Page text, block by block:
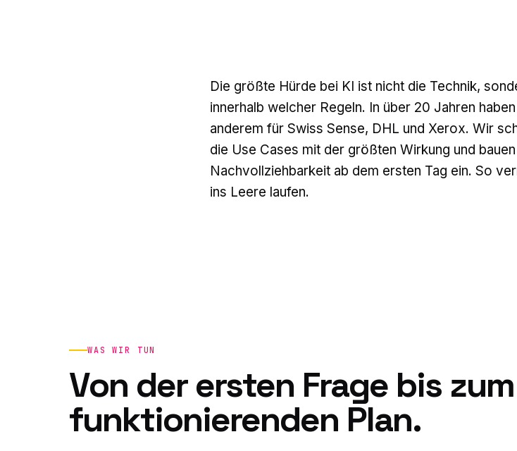
Die größte Hürde bei KI ist nicht die Technik,
innerhalb welcher Regeln. In über 20 Jahren
anderem für Swiss Sense, DHL und Xerox. Wir
die Use Cases mit der größten Wirkung und
Nachvollziehbarkeit ab dem ersten Tag ein. So
ins Leere laufen.
WAS WIR TUN
Von der ersten Frage bis zum
funktionierenden Plan.